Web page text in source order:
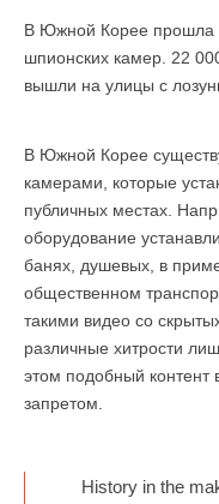
В Южной Корее прошла
шпионских камер. 22
вышли на улицы с
В Южной Корее
камерами, которые
публичных местах.
оборудование
банях, душевых, в
общественном
такими видео со
различные хитрости
этом подобный
запретом.
History in the